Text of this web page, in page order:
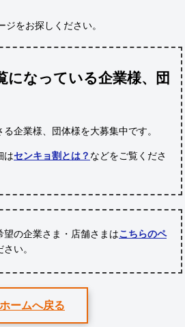
をお探しください。
になっている企業様、団
る企業様、団体様を大募集中です。
はセンキョ割とは？ などをご覧くださ
の企業さま・店舗さまはこちらのペ
い。
ホームへ戻る